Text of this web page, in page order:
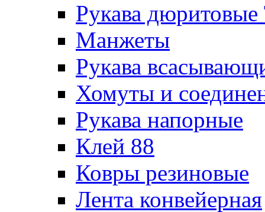
Рукава
Манжеты
Рукава
Хомуты и
Рукава напорные
Клей 88
Ковры резиновые
Лента конвейерная